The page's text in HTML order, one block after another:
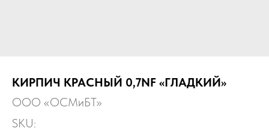
КИРПИЧ КРАСНЫЙ 0,7NF «ГЛАДКИЙ»
ООО «ОСМиБТ»
SKU: